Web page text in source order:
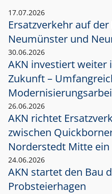
17.07.2026
Ersatzverkehr auf
Neumünster und
30.06.2026
AKN investiert weiter
Zukunft –
26.06.2026
AKN richtet
zwischen
Norderstedt Mitte ein
24.06.2026
AKN startet den Bau
Probsteierhagen